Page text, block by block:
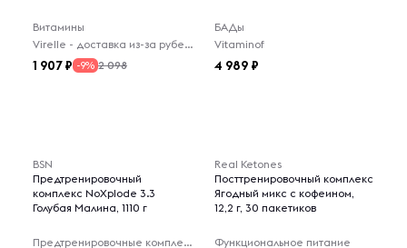
Витамины
Virelle - доставка из-за рубежа
1 907 -9% 2 098
БАДы
Vitaminof
4 989
BSN
Предтренировочный
комплекс NoXplode 3.3
Голубая Малина, 1110 г
Предтренировочные комплексы
Real Ketones
Посттренировочный комплекс
Ягодный микс с кофеином,
12,2 г, 30 пакетиков
Функциональное питание